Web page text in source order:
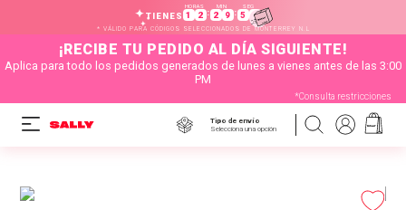
TIENES
HORAS
1 2 :
MIN
2 9 :
SEG
5 9
* VÁLIDO PARA CÓDIGOS SELECCIONADOS DE MONTERREY N.L
¡RECIBE TU PEDIDO AL DÍA SIGUIENTE!
Aplica para todo los pedidos generados de lunes a vienes antes de las 3:00
PM
*Consulta restricciones
Tipo de envío
Selecciona una opción